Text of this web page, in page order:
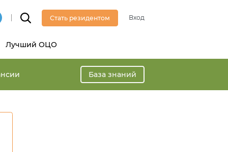
Стать резидентом Вход
Лучший ОЦО
База знаний